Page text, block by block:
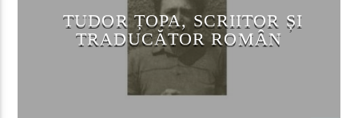
TUDOR ȚOPA, SCRIITOR ȘI
TRADUCĂTOR ROMÂN